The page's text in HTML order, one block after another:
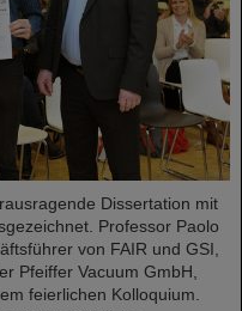
Dissertation mit
Professor Paolo
von FAIR und GSI,
Pfeiffer Vacuum GmbH,
feierlichen Kolloquium.